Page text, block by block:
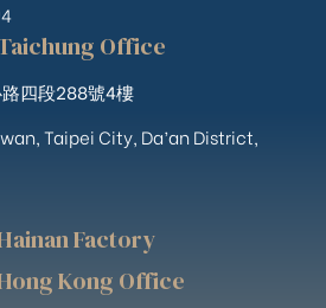
Office
四段288號4樓
Taipei City, Da’an District,
Factory
Kong Office